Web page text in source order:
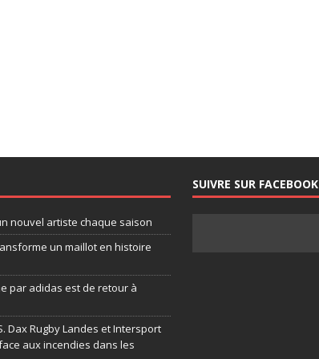
nouvel artiste chaque saison
un maillot en histoire
par adidas est de retour à
Dax Rugby Landes et Intersport
aux incendies dans les
SUIVRE SUR FACEBOOK